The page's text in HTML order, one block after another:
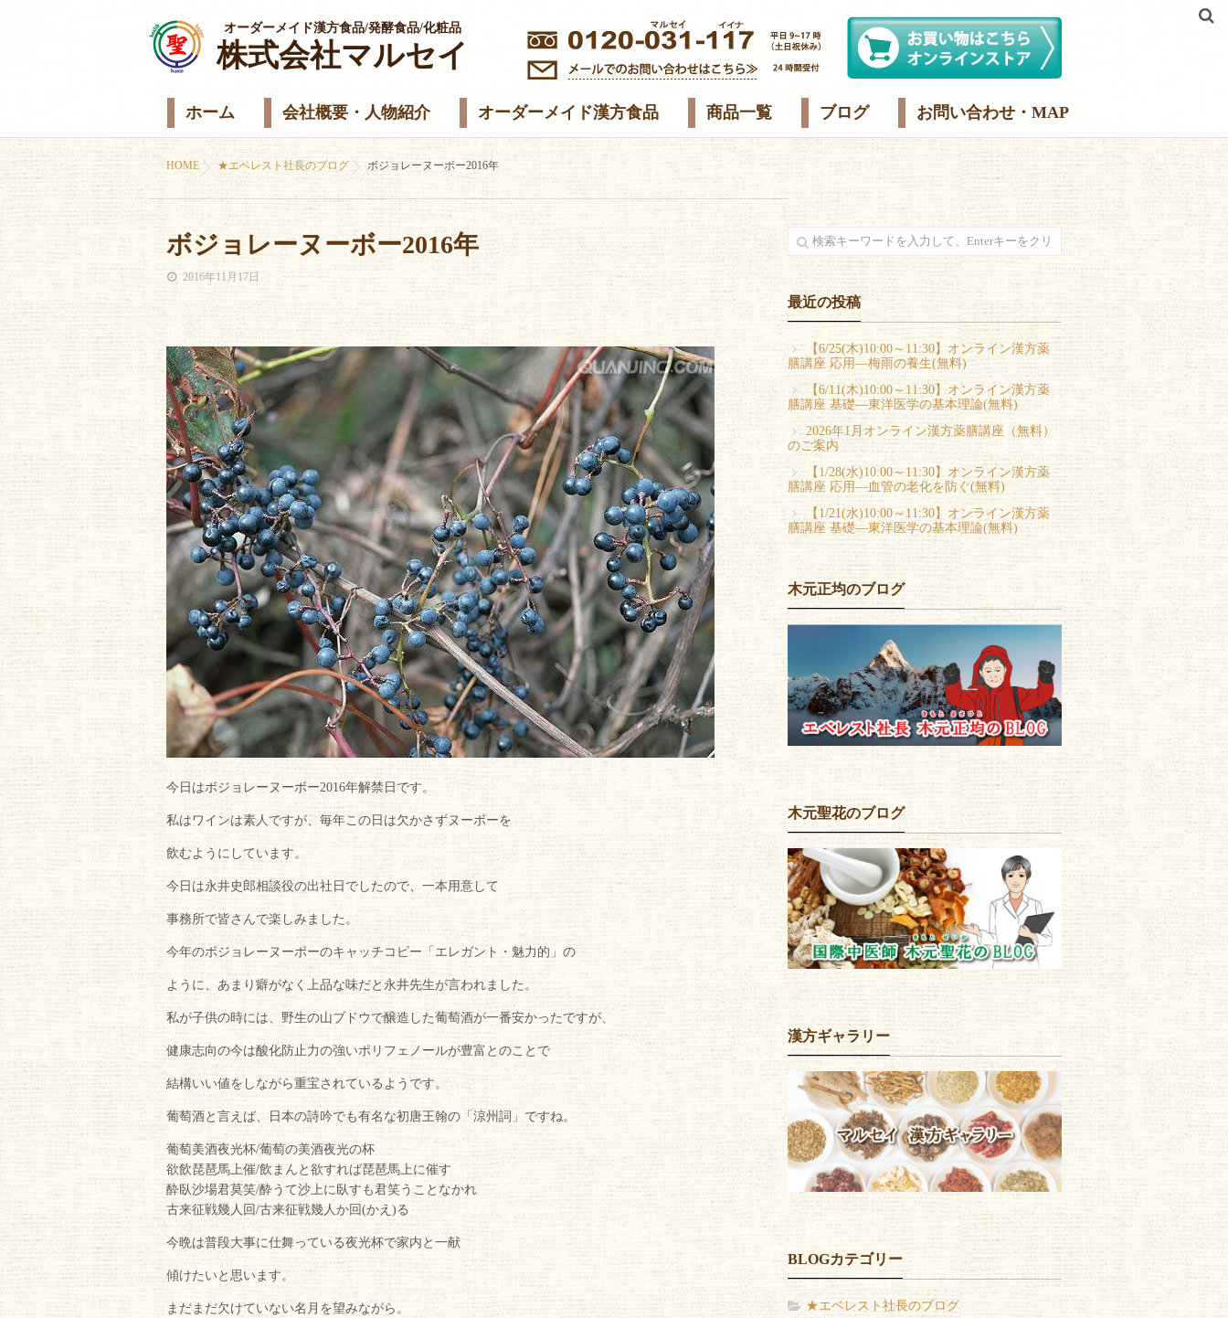
オーダーメイド漢方食品/発酵食品/化粧品
株式会社マルセイ
ホーム 会社概要・人物紹介 オーダーメイド漢方食品 商品一覧 ブログ お問い合わせ・MAP
HOME ★エベレスト社長のブログ ボジョレーヌーボー2016年
ボジョレーヌーボー2016年
2016年11月17日
今日はボジョレーヌーボー2016年解禁日です。
私はワインは素人ですが、毎年この日は欠かさずヌーボーを
飲むようにしています。
今日は永井史郎相談役の出社日でしたので、一本用意して
事務所で皆さんで楽しみました。
今年のボジョレーヌーボーのキャッチコピー「エレガント・魅力的」の
ように、あまり癖がなく上品な味だと永井先生が言われました。
私が子供の時には、野生の山ブドウで醸造した葡萄酒が一番安かったですが、
健康志向の今は酸化防止力の強いポリフェノールが豊富とのことで
結構いい値をしながら重宝されているようです。
葡萄酒と言えば、日本の詩吟でも有名な初唐王翰の「涼州詞」ですね。
葡萄美酒夜光杯/葡萄の美酒夜光の杯
欲飲琵琶馬上催/飲まんと欲すれば琵琶馬上に催す
酔臥沙場君莫笑/酔うて沙上に臥すも君笑うことなかれ
古来征戦幾人回/古来征戦幾人か回(かえ)る
今晩は普段大事に仕舞っている夜光杯で家内と一献
傾けたいと思います。
まだまだ欠けていない名月を望みながら。
最近の投稿
【6/25(木)10:00～11:30】オンライン漢方薬
膳講座 応用―梅雨の養生(無料)
【6/11(木)10:00～11:30】オンライン漢方薬
膳講座 基礎―東洋医学の基本理論(無料)
2026年1月オンライン漢方薬膳講座（無料）
のご案内
【1/28(水)10:00～11:30】オンライン漢方薬
膳講座 応用―血管の老化を防ぐ(無料)
【1/21(水)10:00～11:30】オンライン漢方薬
膳講座 基礎―東洋医学の基本理論(無料)
木元正均のブログ
木元聖花のブログ
漢方ギャラリー
BLOGカテゴリー
★エベレスト社長のブログ